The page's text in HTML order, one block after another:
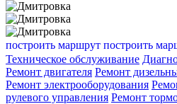
построить маршрут построить
Техническое обслуживание
Ремонт двигателя Ремонт
Ремонт электрооборудования
рулевого управления Ремонт